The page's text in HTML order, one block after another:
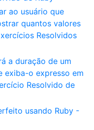
ao usuário que
quantos valores
Resolvidos
a duração de um
exiba-o expresso em
Resolvido de
usando Ruby -